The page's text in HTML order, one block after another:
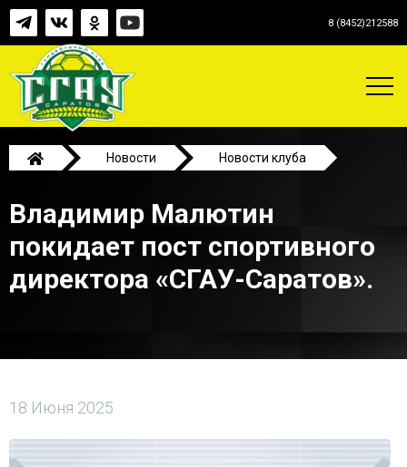
8 (8452)212588
Новости
Новости клуба
директора «СГАУ-Саратов».
Владимир Малютин
покидает пост спортивного
директора «СГАУ-Саратов».
18 Июня 2025